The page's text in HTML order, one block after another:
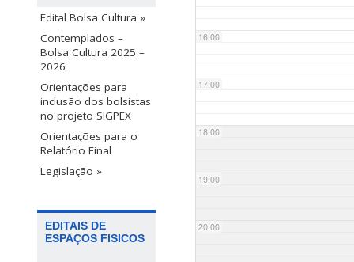
Edital Bolsa Cultura »
Contemplados –
Bolsa Cultura 2025 –
2026
Orientações para
inclusão dos bolsistas
no projeto SIGPEX
Orientações para o
Relatório Final
Legislação »
EDITAIS DE
ESPAÇOS FISICOS
16:00
17:00
18:00
19:00
20:00